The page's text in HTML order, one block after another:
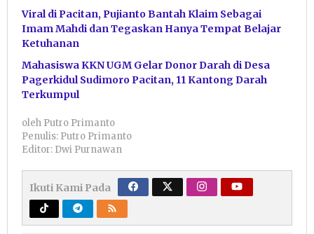
Viral di Pacitan, Pujianto Bantah Klaim Sebagai
Imam Mahdi dan Tegaskan Hanya Tempat Belajar
Ketuhanan
Mahasiswa KKN UGM Gelar Donor Darah di Desa
Pagerkidul Sudimoro Pacitan, 11 Kantong Darah
Terkumpul
oleh Putro Primanto
Penulis: Putro Primanto
Editor: Dwi Purnawan
Ikuti Kami Pada